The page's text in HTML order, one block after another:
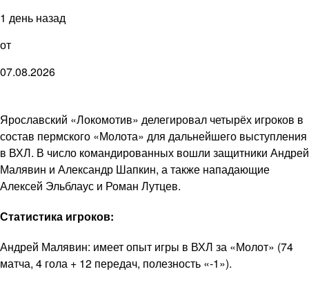
1 день назад
от
07.08.2026
Ярославский «Локомотив» делегировал четырёх игроков в
состав пермского «Молота» для дальнейшего выступления
в ВХЛ. В число командированных вошли защитники Андрей
Малявин и Александр Шапкин, а также нападающие
Алексей Эльблаус и Роман Лутцев.
Статистика игроков:
Андрей Малявин: имеет опыт игры в ВХЛ за «Молот» (74
матча, 4 гола + 12 передач, полезность «-1»).